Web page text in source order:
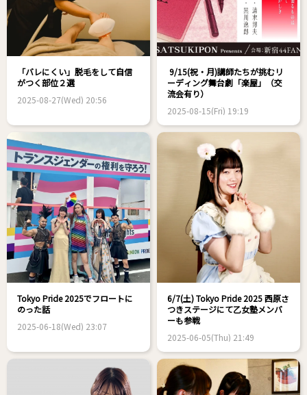
「バレにくい」脱毛をして自信
がつく部位２選
2025-08-27(Wed) 20:56
9/15(祝・月)講師たちが挑むリ
ーディング舞台劇「楽屋」（交
流会有り）
2025-08-15(Fri) 19:19
Tokyo Pride 2025でフロートに
のった話
2025-06-18(Wed) 23:07
6/7(土) Tokyo Pride 2025 西原さ
つきステージにて乙女塾メンバ
ーも参戦
2025-06-05(Thu) 21:49